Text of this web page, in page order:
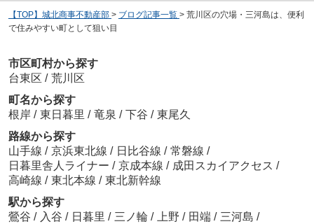
【TOP】城北商事不動産部 > ブログ記事一覧 > 荒川区の穴場・三河島は、便利
で住みやすい町として狙い目
市区町村から探す
台東区 / 荒川区
町名から探す
根岸 / 東日暮里 / 竜泉 / 下谷 / 東尾久
路線から探す
山手線 / 京浜東北線 / 日比谷線 / 常磐線 /
日暮里舎人ライナー / 京成本線 / 成田スカイアクセス /
高崎線 / 東北本線 / 東北新幹線
駅から探す
鶯谷 / 入谷 / 日暮里 / 三ノ輪 / 上野 / 田端 / 三河島 /